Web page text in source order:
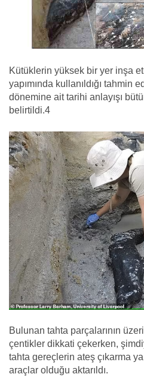
Kütüklerin yüksek bir yer inşa
yapımında kullanıldığı tahmin
dönemine ait tarihi anlayışı
belirtildi.4
Bulunan tahta parçalarının
çentikler dikkati çekerken,
tahta gereçlerin ateş çıkarma
araçlar olduğu aktarıldı.